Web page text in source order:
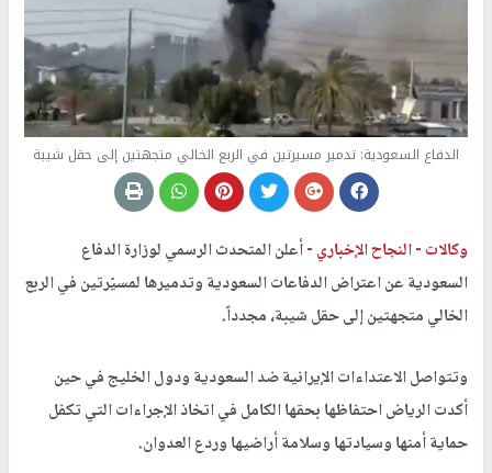
الدفاع السعودية: تدمير مسيرتين في الربع الخالي متجهتين إلى حقل شيبة
وكالات -النجاح الإخباري -أعلن المتحدث الرسمي لوزارة الدفاع
السعودية عن اعتراض الدفاعات السعودية وتدميرها لمسيّرتين في الربع
الخالي متجهتين إلى حقل شيبة، مجدداً.
وتتواصل الاعتداءات الإيرانية ضد السعودية ودول الخليج في حين
أكدت الرياض احتفاظها بحقها الكامل في اتخاذ الإجراءات التي تكفل
حماية أمنها وسيادتها وسلامة أراضيها وردع العدوان.